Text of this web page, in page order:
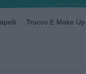
Trucco E Make Up